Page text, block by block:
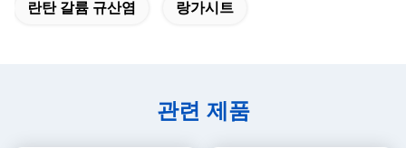
란탄 갈륨 규산염 랑가시트
관련 제품